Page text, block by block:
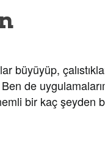
büyüyüp,
de
bir kaç şeyden